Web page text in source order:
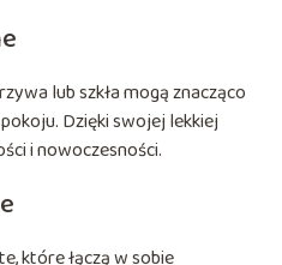
lub szkła mogą znacząco
Dzięki swojej lekkiej
i nowoczesności.
które łączą w sobie